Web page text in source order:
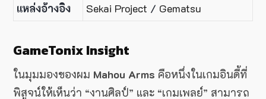
แหล่งอ้างอิง
Sekai Project / Gematsu
GameTonix Insight
ในมุมมองของผม Mahou Arms คือหนึ่งในเกมอินดี้ที่
พิสูจน์ให้เห็นว่า “งานศิลป์” และ “เกมเพลย์” สามารถ